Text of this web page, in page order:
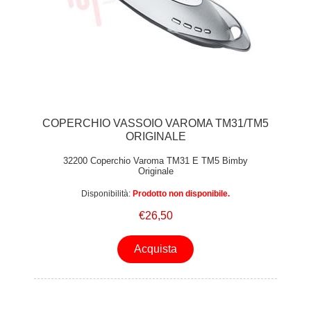
COPERCHIO VASSOIO VAROMA TM31/TM5
ORIGINALE
32200 Coperchio Varoma TM31 E TM5 Bimby
Originale
Disponibilità: Prodotto non disponibile.
€26,50
Acquista